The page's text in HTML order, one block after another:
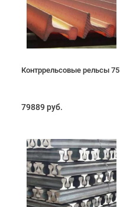
Контррельсовые рельсы 75
79889 руб.